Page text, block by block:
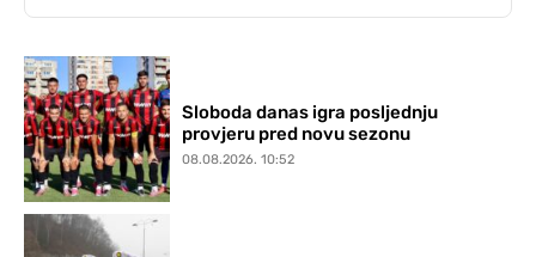
Sloboda danas igra posljednju
provjeru pred novu sezonu
08.08.2026. 10:52